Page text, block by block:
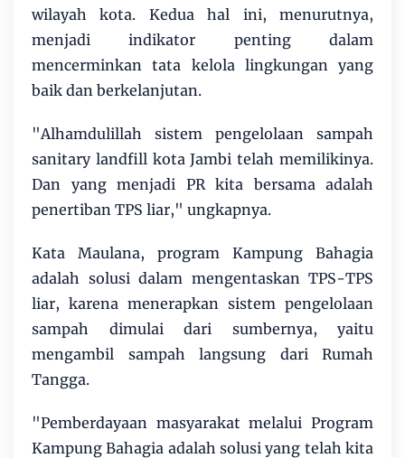
wilayah kota. Kedua hal ini, menurutnya,
menjadi indikator penting dalam
mencerminkan tata kelola lingkungan yang
baik dan berkelanjutan.
"Alhamdulillah sistem pengelolaan sampah
sanitary landfill kota Jambi telah memilikinya.
Dan yang menjadi PR kita bersama adalah
penertiban TPS liar," ungkapnya.
Kata Maulana, program Kampung Bahagia
adalah solusi dalam mengentaskan TPS-TPS
liar, karena menerapkan sistem pengelolaan
sampah dimulai dari sumbernya, yaitu
mengambil sampah langsung dari Rumah
Tangga.
"Pemberdayaan masyarakat melalui Program
Kampung Bahagia adalah solusi yang telah kita